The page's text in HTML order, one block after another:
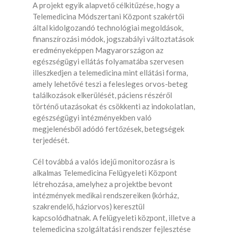
A projekt egyik alapvető célkitűzése, hogy a
Telemedicina Módszertani Központ szakértői
által kidolgozandó technológiai megoldások,
finanszírozási módok, jogszabályi változtatások
eredményeképpen Magyarországon az
egészségügyi ellátás folyamatába szervesen
illeszkedjen a telemedicina mint ellátási forma,
amely lehetővé teszi a felesleges orvos-beteg
találkozások elkerülését, páciens részéről
történő utazásokat és csökkenti az indokolatlan,
egészségügyi intézményekben való
megjelenésből adódó fertőzések, betegségek
terjedését.
Cél továbbá a valós idejű monitorozásra is
alkalmas Telemedicina Felügyeleti Központ
létrehozása, amelyhez a projektbe bevont
intézmények medikai rendszereiken (kórház,
szakrendelő, háziorvos) keresztül
kapcsolódhatnak. A felügyeleti központ, illetve a
telemedicina szolgáltatási rendszer fejlesztése